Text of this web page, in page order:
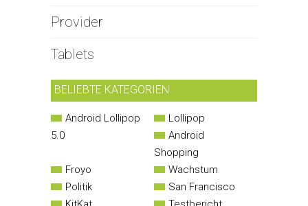
Provider
Tablets
BELIEBTE KATEGORIEN
Android Lollipop
5.0
Lollipop
Android
Shopping
Froyo
Wachstum
Politik
San Francisco